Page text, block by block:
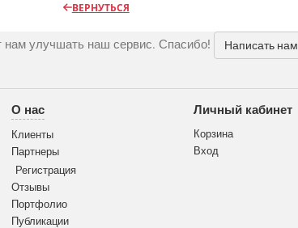
ВЕРНУТЬСЯ
нам улучшать наш сервис. Спасибо! Написать нам
О нас
Клиенты
Партнеры
Регистрация
Отзывы
Портфолио
Публикации
Личный кабинет
Корзина
Вход